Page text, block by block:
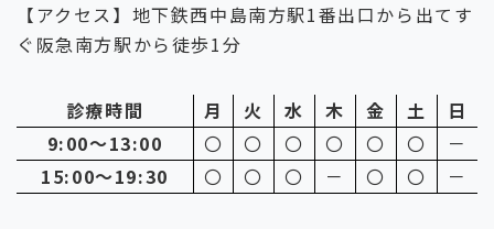
【アクセス】地下鉄西中島南方駅1番出口から出てす
ぐ阪急南方駅から徒歩1分
診療時間 月 火 水 木 金 土
日
9:00～13:00
〇 〇 〇 〇 〇 〇
－
15:00～19:30
〇 〇 〇 － 〇 〇 －